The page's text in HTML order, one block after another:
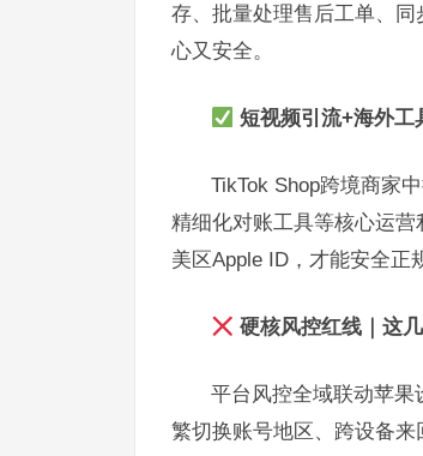
存、批量处理售后工单、
心又安全。
短视频引流+海外工
TikTok Shop跨境商家
精细化对账工具等核心运
美区Apple ID，才能安全正
硬核风控红线｜这
平台风控全域联动苹果
繁切换账号地区、跨设备